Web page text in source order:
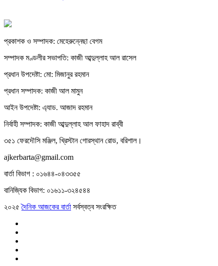
প্রকাশক ও সম্পাদক: মেহেরুন্নেছা বেগম
সম্পাদক মণ্ডলীর সভাপতি: কাজী আব্দুল্লাহ আল রাসেল
প্রধান উপদেষ্টা: মো: মিজানুর রহমান
প্রধান সম্পাদক: কাজী আল মামুন
আইন উপদেষ্টা: এ্যাড. আজাদ রহমান
নির্বাহী সম্পাদক: কাজী আব্দুল্লাহ আল ফাহাদ রাব্বী
৩৫১ ফেরদৌসি মঞ্জিল, খ্রিস্টান গোরস্থান রোড, বরিশাল।
ajkerbarta@gmail.com
বার্তা বিভাগ : ০১৬৪৪-০৪৩৩৫৫
বানিজ্যিক বিভাগ: ০১৬১১-৩২৪৫৪৪
২০২৫দৈনিক আজকের বার্তা সর্বস্বত্ব সংরক্ষিত